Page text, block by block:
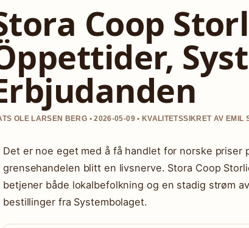
Coop
OLE LARSEN BERG • 2026-05-09 • KVALITETSSIKRET AV EMIL
Det er noe eget med å få handlet for norske priser
grensehandelen blitt en livsnerve. Stora Coop
betjener både lokalbefolkning og en stadig strøm
bestillinger fra Systembolaget.